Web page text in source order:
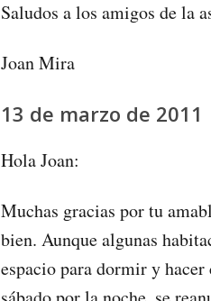
Saludos a los amigos de la
Joan Mira
13 de marzo de 2011
Hola Joan:
Muchas gracias por tu
bien. Aunque algunas
espacio para dormir y